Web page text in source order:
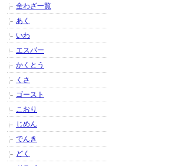
全わざ一覧
あく
いわ
エスパー
かくとう
くさ
ゴースト
こおり
じめん
でんき
どく